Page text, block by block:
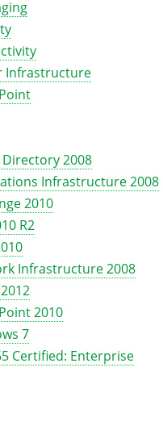
Infrastructure
Directory 2008
Infrastructure 2008
2010
R2
Infrastructure 2008
2010
7
Certified: Enterprise